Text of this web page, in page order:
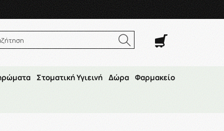
Σαβ. 8:00π.μ.–14:30μ.μ
Στοματική Υγιεινή Δώρα Φαρμακείο